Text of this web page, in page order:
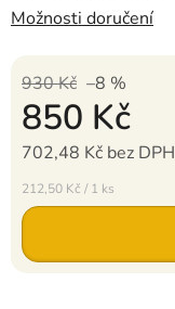
Možnosti doručení
930 Kč –8 %
850 Kč
702,48 Kč bez DPH
Měrná cena:
212,50 Kč / 1 ks